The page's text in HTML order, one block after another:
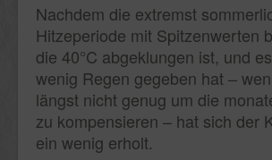
Nachdem die extremst
Hitzeperiode mit Spitzenwerten
die 40°C abgeklungen ist, und
wenig Regen gegeben hat –
längst nicht genug um die
zu kompensieren – hat sich der
ein wenig erholt.